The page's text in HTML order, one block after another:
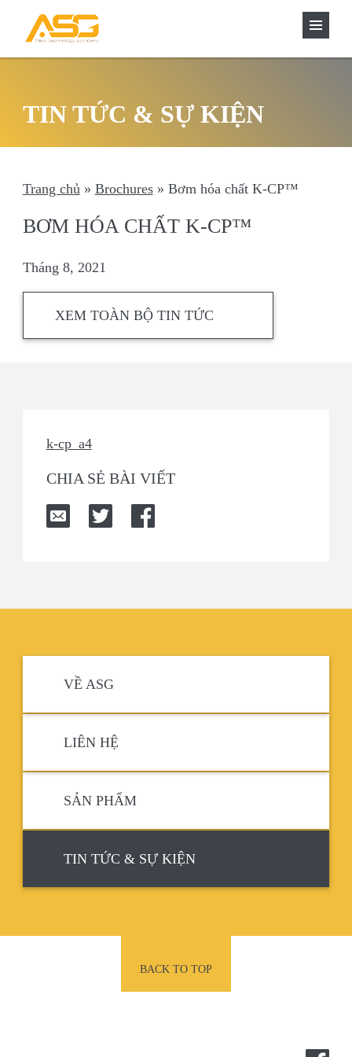
content
TÌM
TIN TỨC & SỰ KIỆN
Trang chủ» Brochures» Bơm hóa chất K-CP™
BƠM HÓA CHẤT K-CP™
Tháng 8, 2021
XEM TOÀN BỘ TIN TỨC
k-cp_a4
CHIA SẺ BÀI VIẾT
VỀ ASG
LIÊN HỆ
SẢN PHẨM
TIN TỨC & SỰ KIỆN
BACK TO TOP